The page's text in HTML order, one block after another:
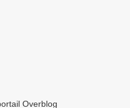
Overblog